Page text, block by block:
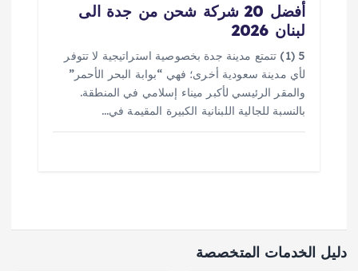
أفضل 20 شركة شحن من جدة الى
لبنان 2026
5 (1) تتمتع مدينة جدة بخصوصية استراتيجية لا تتوفر
لأي مدينة سعودية أخرى؛ فهي “بوابة البحر الأحمر”
والمقر الرئيسي لأكبر ميناء إسلامي في المنطقة.
بالنسبة للجالية اللبنانية الكبيرة المقيمة في…
دليل الخدمات المتخصصة